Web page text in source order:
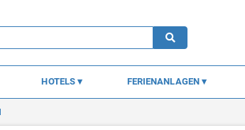
HOTELS FERIENANLAGEN